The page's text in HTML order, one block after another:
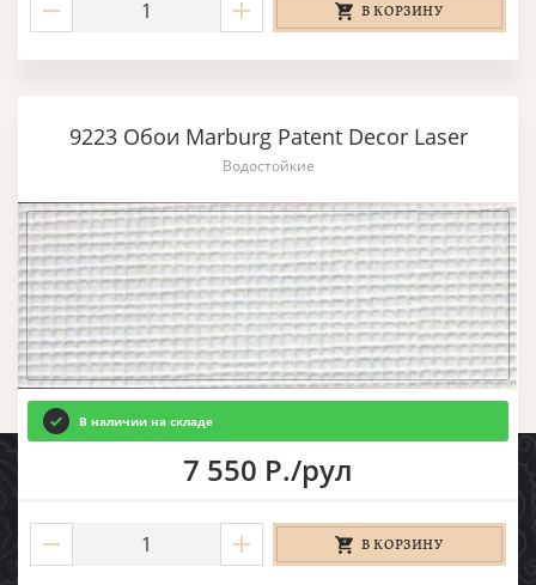
В КОРЗИНУ
9223 Обои Marburg Patent Decor Laser
Водостойкие
В наличии на складе
7 550 Р./рул
В КОРЗИНУ